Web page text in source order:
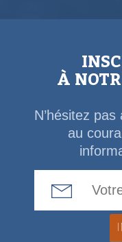
À
N’hésitez
au